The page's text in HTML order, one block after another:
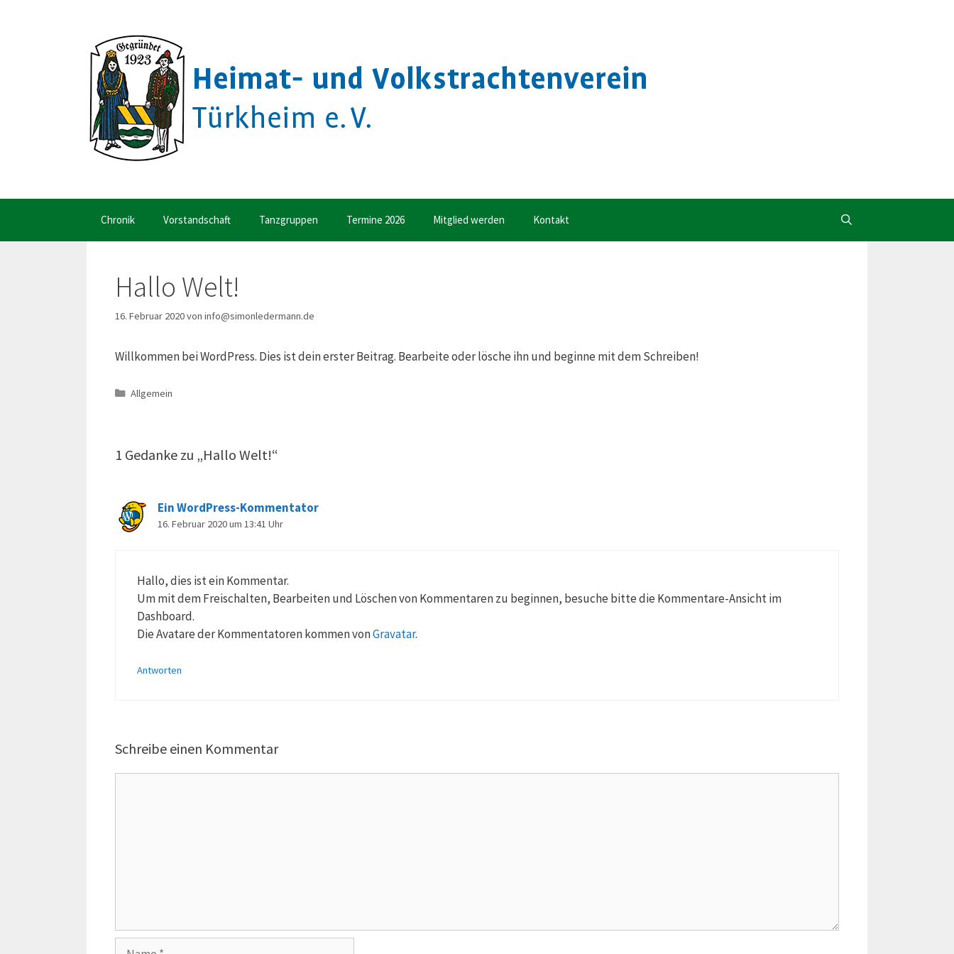
Chronik Vorstandschaft Tanzgruppen Termine 2026 Mitglied werden Kontakt
Hallo Welt!
16. Februar 2020von info@simonledermann.de
Willkommen bei WordPress. Dies ist dein erster Beitrag. Bearbeite oder lösche ihn und beginne mit dem Schreiben!
Kategorien
Allgemein
1 Gedanke zu „Hallo Welt!“
Ein WordPress-Kommentator
16. Februar 2020 um 13:41 Uhr
Hallo, dies ist ein Kommentar.
Um mit dem Freischalten, Bearbeiten und Löschen von Kommentaren zu beginnen, besuche bitte die Kommentare-Ansicht im
Dashboard.
Die Avatare der Kommentatoren kommen vonGravatar.
Antworten
Schreibe einen Kommentar